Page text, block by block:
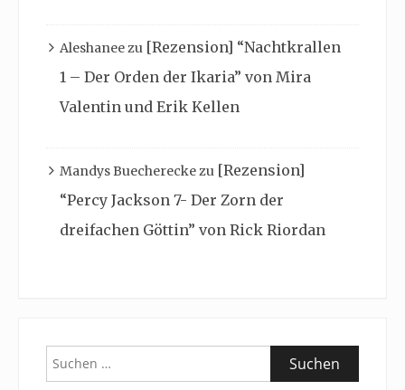
Aleshaneezu [Rezension] “Nachtkrallen
1 – Der Orden der Ikaria” von Mira
Valentin und Erik Kellen
Mandys Buechereckezu [Rezension]
“Percy Jackson 7- Der Zorn der
dreifachen Göttin” von Rick Riordan
Suchen
nach: